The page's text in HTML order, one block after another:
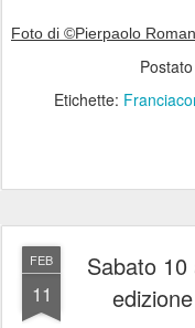
Foto di ©Pierpaolo
Postato
Etichette:
FEB
11
Sabato 10